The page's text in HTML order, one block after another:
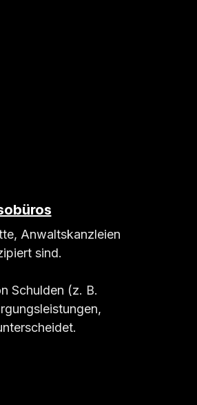
Anwaltskanzleien
sind.
Schulden (z. B.